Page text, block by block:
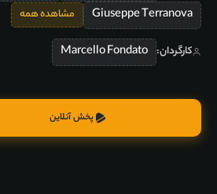
Giuseppe Terranova
مشاهده همه
کارگردان: Marcello Fondato
پخش آنلاین